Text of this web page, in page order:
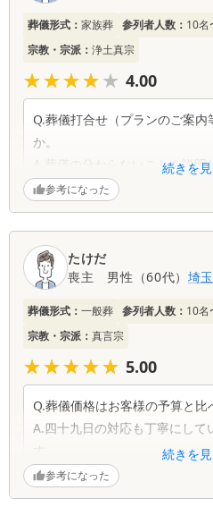
続きを
葬儀形式： 家族葬 参列者人数： 10名
宗教・宗派： 浄土真宗
★★★★★
★★★★★ 4.00
Q.葬儀打合せ（プランのご案
か。
A.葬儀の分からないことを説明
Q.葬儀担当者の総合的な満足
A.細かい内容を説明していただ
Q.葬儀担当者の総合的な満足度
参考になった
続きを
たけだ
喪主
男性 （60代）埼
葬儀形式： 一般葬 参列者人数： 10名
宗教・宗派： 真言宗
★★★★★
★★★★★ 5.00
Q.葬儀価格はお客様の予算と比
A.四十九日の対応も丁寧にして
Q.葬儀担当者はお客様にご満
参考になった